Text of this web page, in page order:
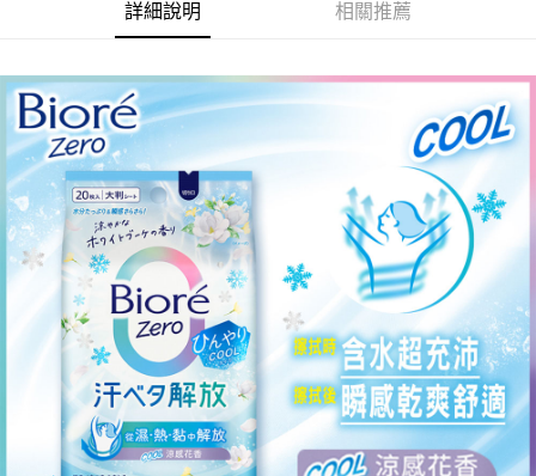
每筆NT$60，滿NT$599(含以上)免運費
每筆NT$60，滿NT$599(含以上)免運費
宅配
每筆NT$120，滿NT$1,999(含以上)免運費
詳細說明 相關推薦